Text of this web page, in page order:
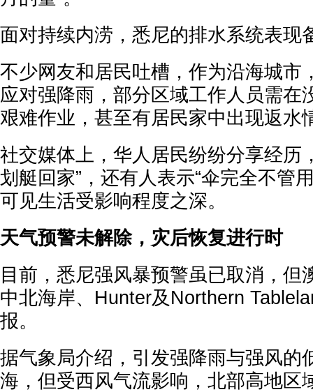
面对持续内涝，悉尼的排水系统表现
不少网友和居民吐槽，作为沿海城市
应对强降雨，部分区域工作人员需在
艰难作业，甚至有居民家中出现返水
社交媒体上，华人居民纷纷分享经历
划艇回家”，还有人表示“伞完全不管
可见生活受影响程度之深。
天气预警未解除，灾后恢复进行时
目前，悉尼强风暴预警虽已取消，但
中北海岸、Hunter及Northern
报。
据气象局介绍，引发强降雨与强风的
海，但受西风气流影响，北部高地区